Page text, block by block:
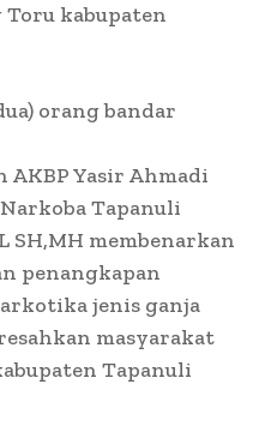
Toru kabupaten
orang bandar
AKBP Yasir Ahmadi
Tapanuli
SH,MH membenarkan
penangkapan
jenis ganja
masyarakat
Tapanuli